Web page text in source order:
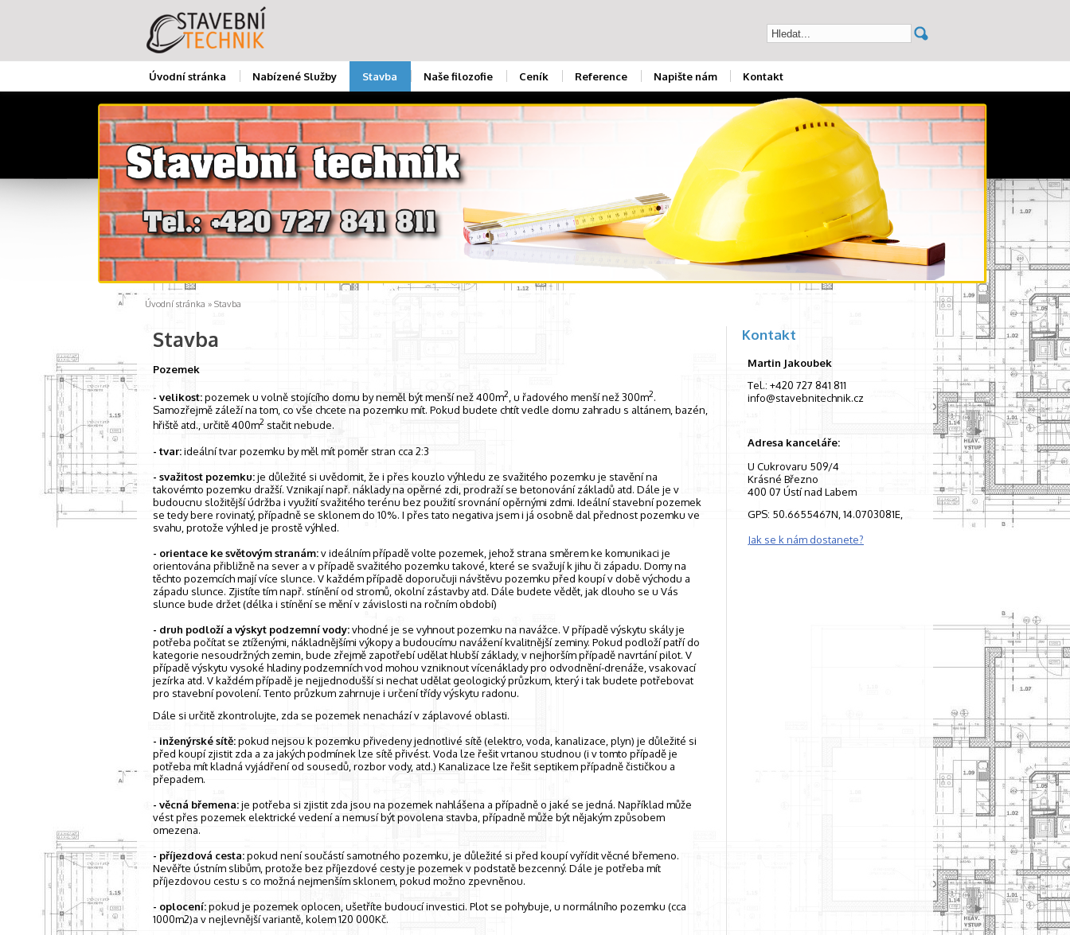
Úvodní stránka Nabízené Služby Stavba Naše filozofie Ceník Reference Napište nám Kontakt
Úvodní stránka » Stavba
Stavba
Pozemek
- velikost:pozemek u volně stojícího domu by neměl být menší než 400m2, u řadového menší než 300m2.
Samozřejmě záleží na tom, co vše chcete na pozemku mít. Pokud budete chtít vedle domu zahradu s altánem, bazén,
hřiště atd., určitě 400m2 stačit nebude.
- tvar:ideální tvar pozemku by měl mít poměr stran cca 2:3
- svažitost pozemku:je důležité si uvědomit, že i přes kouzlo výhledu ze svažitého pozemku je stavění na
takovémto pozemku dražší. Vznikají např. náklady na opěrné zdi, prodraží se betonování základů atd. Dále je v
budoucnu složitější údržba i využití svažitého terénu bez použití srovnání opěrnými zdmi. Ideální stavební pozemek
se tedy bere rovinatý, případně se sklonem do 10%. I přes tato negativa jsem i já osobně dal přednost pozemku ve
svahu, protože výhled je prostě výhled.
- orientace ke světovým stranám:v ideálním případě volte pozemek, jehož strana směrem ke komunikaci je
orientována přibližně na sever a v případě svažitého pozemku takové, které se svažují k jihu či západu. Domy na
těchto pozemcích mají více slunce. V každém případě doporučuji návštěvu pozemku před koupí v době východu a
západu slunce. Zjistíte tím např. stínění od stromů, okolní zástavby atd. Dále budete vědět, jak dlouho se u Vás
slunce bude držet (délka i stínění se mění v závislosti na ročním období)
- druh podloží a výskyt podzemní vody:vhodné je se vyhnout pozemku na navážce. V případě výskytu skály je
potřeba počítat se ztíženými, nákladnějšími výkopy a budoucímu navážení kvalitnější zeminy. Pokud podloží patří do
kategorie nesoudržných zemin, bude zřejmě zapotřebí udělat hlubší základy, v nejhorším případě navrtání pilot. V
případě výskytu vysoké hladiny podzemních vod mohou vzniknout vícenáklady pro odvodnění-drenáže, vsakovací
jezírka atd. V každém případě je nejjednodušší si nechat udělat geologický průzkum, který i tak budete potřebovat
pro stavební povolení. Tento průzkum zahrnuje i určení třídy výskytu radonu.
Dále si určitě zkontrolujte, zda se pozemek nenachází v záplavové oblasti.
- inženýrské sítě:pokud nejsou k pozemku přivedeny jednotlivé sítě (elektro, voda, kanalizace, plyn) je důležité si
před koupí zjistit zda a za jakých podmínek lze sítě přivést. Voda lze řešit vrtanou studnou (i v tomto případě je
potřeba mít kladná vyjádření od sousedů, rozbor vody, atd.) Kanalizace lze řešit septikem případně čističkou a
přepadem.
- věcná břemena:je potřeba si zjistit zda jsou na pozemek nahlášena a případně o jaké se jedná. Například může
vést přes pozemek elektrické vedení a nemusí být povolena stavba, případně může být nějakým způsobem
omezena.
- příjezdová cesta:pokud není součástí samotného pozemku, je důležité si před koupí vyřídit věcné břemeno.
Nevěřte ústním slibům, protože bez příjezdové cesty je pozemek v podstatě bezcenný. Dále je potřeba mít
příjezdovou cestu s co možná nejmenším sklonem, pokud možno zpevněnou.
- oplocení:pokud je pozemek oplocen, ušetříte budoucí investici. Plot se pohybuje, u normálního pozemku (cca
1000m2)a v nejlevnější variantě, kolem 120 000Kč.
Kontakt
Martin Jakoubek
Tel.: +420 727 841 811
info@stavebnitechnik.cz
Adresa kanceláře:
U Cukrovaru 509/4
Krásné Březno
400 07 Ústí nad Labem
GPS: 50.6655467N, 14.0703081E,
Jak se k nám dostanete?